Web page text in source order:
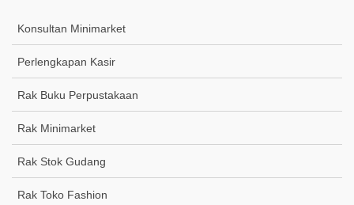
Konsultan Minimarket
Perlengkapan Kasir
Rak Buku Perpustakaan
Rak Minimarket
Rak Stok Gudang
Rak Toko Fashion